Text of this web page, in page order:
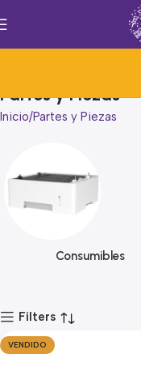
Partes y Piezas
Inicio Partes y Piezas
Consumibles
Filters
VENDIDO